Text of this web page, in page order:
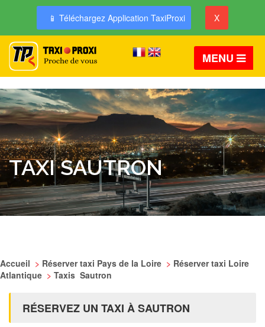
📱 Téléchargez Application TaxiProxi X
MENU
TAXI SAUTRON
Accueil > Réserver taxi Pays de la Loire > Réserver taxi Loire
Atlantique > Taxis Sautron
RÉSERVEZ UN TAXI À SAUTRON